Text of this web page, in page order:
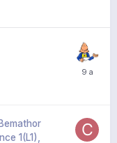
1(L1),